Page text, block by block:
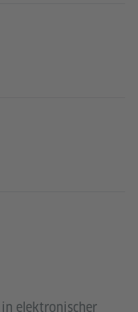
elektronischer